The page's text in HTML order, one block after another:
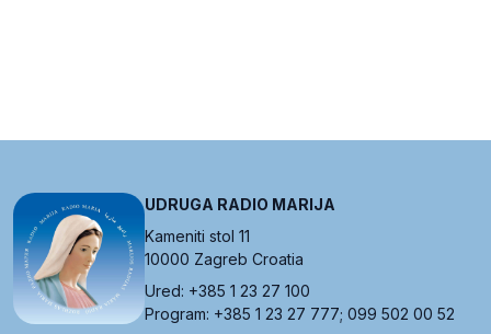
UDRUGA RADIO MARIJA
Kameniti stol 11
10000 Zagreb Croatia
Ured: +385 1 23 27 100
Program: +385 1 23 27 777; 099 502 00 52